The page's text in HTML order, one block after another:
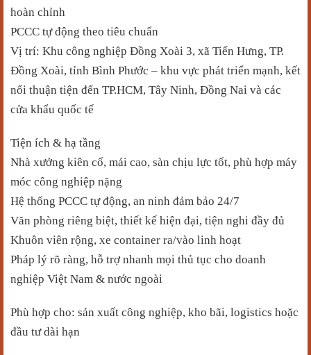
hoàn chỉnh
PCCC tự động theo tiêu chuẩn
Vị trí: Khu công nghiệp Đồng Xoài 3, xã Tiến Hưng, TP.
Đồng Xoài, tỉnh Bình Phước – khu vực phát triển mạnh, kết
nối thuận tiện đến TP.HCM, Tây Ninh, Đồng Nai và các
cửa khẩu quốc tế
Tiện ích & hạ tầng
Nhà xưởng kiên cố, mái cao, sàn chịu lực tốt, phù hợp máy
móc công nghiệp nặng
Hệ thống PCCC tự động, an ninh đảm bảo 24/7
Văn phòng riêng biệt, thiết kế hiện đại, tiện nghi đầy đủ
Khuôn viên rộng, xe container ra/vào linh hoạt
Pháp lý rõ ràng, hỗ trợ nhanh mọi thủ tục cho doanh
nghiệp Việt Nam & nước ngoài
Phù hợp cho: sản xuất công nghiệp, kho bãi, logistics hoặc
đầu tư dài hạn